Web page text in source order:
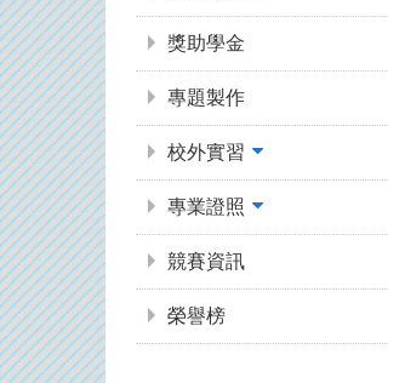
獎助學金
專題製作
校外實習
專業證照
競賽資訊
榮譽榜